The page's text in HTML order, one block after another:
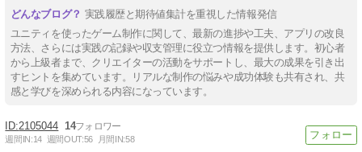
実践履歴と期待値集計を重視した情報発信
ユニティを使ったゲーム制作に関して、最新の進捗や工夫、アプリの改良
方法、さらには実践の記録や収支管理に役立つ情報を提供します。初心者
から上級者まで、クリエイターの活動をサポートし、最大の成果を引き出
すヒントを集めています。リアルな制作の悩みや成功体験も共有され、共
感と学びを深められる内容になっています。
2105044 14
週間IN:14 週間OUT:56 月間IN:58